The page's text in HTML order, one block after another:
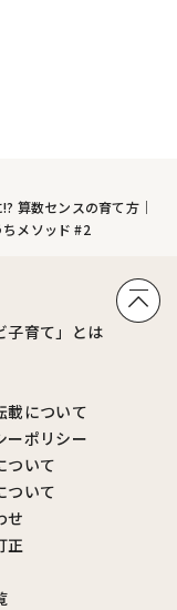
算数センスの育て方｜
メソッド #2
子育て」とは
載について
ーポリシー
ついて
ついて
せ
正